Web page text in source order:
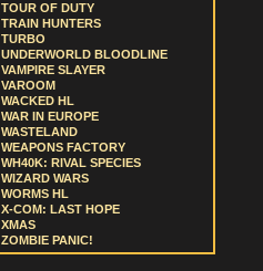
TOUR OF DUTY
TRAIN HUNTERS
TURBO
UNDERWORLD BLOODLINE
VAMPIRE SLAYER
VAROOM
WACKED HL
WAR IN EUROPE
WASTELAND
WEAPONS FACTORY
WH40K: RIVAL SPECIES
WIZARD WARS
WORMS HL
X-COM: LAST HOPE
XMAS
ZOMBIE PANIC!